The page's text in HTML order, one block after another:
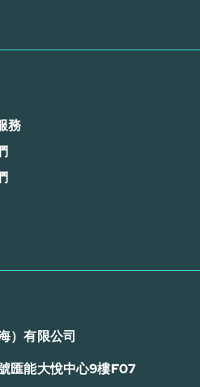
務
）有限公司
匯能大悅中心9樓F07